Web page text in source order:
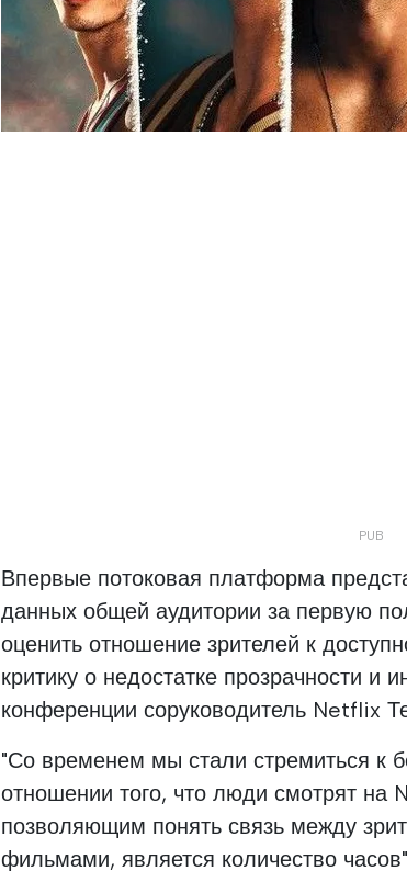
Впервые потоковая платформа
данных общей аудитории за первую
оценить отношение зрителей к
критику о недостатке прозрачности и
конференции соруководитель Netflix
"Со временем мы стали стремиться к
отношении того, что люди смотрят на
позволяющим понять связь между
фильмами, является количество